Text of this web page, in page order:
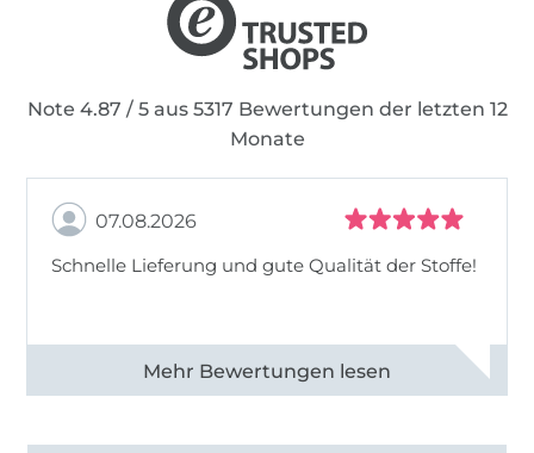
Note 4.87 / 5 aus 5317 Bewertungen der letzten 12
Monate
07.08.2026
Schnelle Lieferung und gute Qualität der Stoffe!
Alle 82990 Bewertungen ansehen